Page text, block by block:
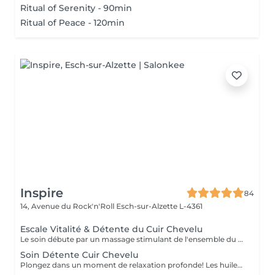
Ritual of Serenity - 90min
Ritual of Peace - 120min
Inspire
84
14, Avenue du Rock'n'Roll Esch-sur-Alzette L-4361
Escale Vitalité & Détente du Cuir Chevelu
Le soin débute par un massage stimulant de l'ensemble du cuir chevelu afin d'activer la microcirculation et favoriser la vitalité du cheveu. Une huile botanique rafraîchissante est appliquée sur les racines pour purifier le cuir chevelu, apporter une agréable sensation de fraîcheur et contribuer à son équilibre naturel. Une seconde huile au Neem et Coco est ensuite travaillée sur les longueurs et les pointes afin de nourrir, assouplir et protéger la fibre capillaire face aux agressions estivales telles que le soleil, le vent ou les baignades. Les manuvres lentes, enveloppantes et répétitives procurent une profonde sensation de relâchement. Les tensions accumulées se dissipent progressivement tandis que le corps et l'esprit s'abandonnent à une détente profonde. Les cheveux retrouvent douceur, souplesse et éclat, tandis que le cuir chevelu bénéficie d'un véritable bain de fraîcheur. Une parenthèse de bien-être et de calme entre deux soirées terrasses au soleil !
Soin Détente Cuir Chevelu
Plongez dans un moment de relaxation profonde! Les huiles naturelles au Neem stimulent le cuir chevelu et la pousse des cheveux. Le massage de la tête, du cuir chevelu et de la nuque vous emporte dans un doux moment de détente.